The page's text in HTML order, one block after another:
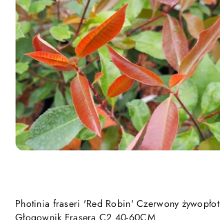
Photinia fraseri 'Red Robin' Czerwony żywopłot
PRODUKT NIEDOSTĘPNY